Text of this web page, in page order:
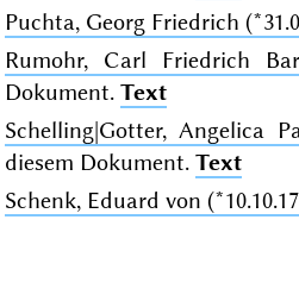
Puchta, Georg Friedrich
Rumohr, Carl Friedrich
Dokument. Text
Schelling|Gotter, Angelica
diesem Dokument. Text
Schenk, Eduard von